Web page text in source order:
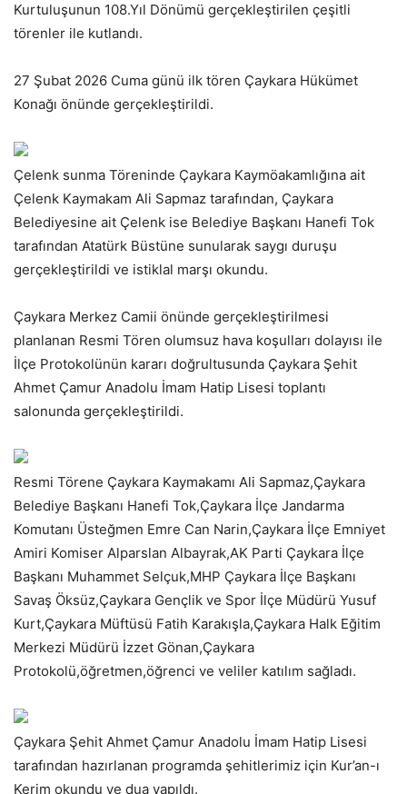
Kurtuluşunun 108.Yıl Dönümü gerçekleştirilen çeşitli
törenler ile kutlandı.
27 Şubat 2026 Cuma günü ilk tören Çaykara Hükümet
Konağı önünde gerçekleştirildi.
Çelenk sunma Töreninde Çaykara Kaymöakamlığına ait
Çelenk Kaymakam Ali Sapmaz tarafından, Çaykara
Belediyesine ait Çelenk ise Belediye Başkanı Hanefi Tok
tarafından Atatürk Büstüne sunularak saygı duruşu
gerçekleştirildi ve istiklal marşı okundu.
Çaykara Merkez Camii önünde gerçekleştirilmesi
planlanan Resmi Tören olumsuz hava koşulları dolayısı ile
İlçe Protokolünün kararı doğrultusunda Çaykara Şehit
Ahmet Çamur Anadolu İmam Hatip Lisesi toplantı
salonunda gerçekleştirildi.
Resmi Törene Çaykara Kaymakamı Ali Sapmaz,Çaykara
Belediye Başkanı Hanefi Tok,Çaykara İlçe Jandarma
Komutanı Üsteğmen Emre Can Narin,Çaykara İlçe Emniyet
Amiri Komiser Alparslan Albayrak,AK Parti Çaykara İlçe
Başkanı Muhammet Selçuk,MHP Çaykara İlçe Başkanı
Savaş Öksüz,Çaykara Gençlik ve Spor İlçe Müdürü Yusuf
Kurt,Çaykara Müftüsü Fatih Karakışla,Çaykara Halk Eğitim
Merkezi Müdürü İzzet Gönan,Çaykara
Protokolü,öğretmen,öğrenci ve veliler katılım sağladı.
Çaykara Şehit Ahmet Çamur Anadolu İmam Hatip Lisesi
tarafından hazırlanan programda şehitlerimiz için Kur’an-ı
Kerim okundu ve dua yapıldı.